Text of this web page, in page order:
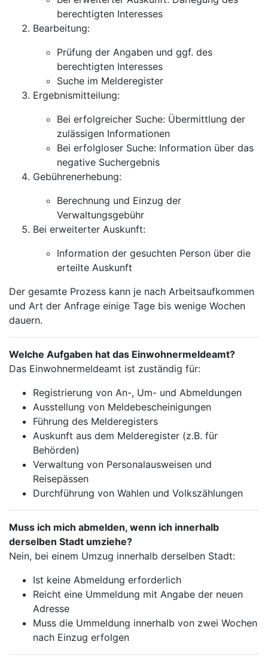
berechtigten Interesses
Bearbeitung:
Prüfung der Angaben und ggf. des
berechtigten Interesses
Suche im Melderegister
Ergebnismitteilung:
Bei erfolgreicher Suche: Übermittlung der
zulässigen Informationen
Bei erfolgloser Suche: Information über das
negative Suchergebnis
Gebührenerhebung:
Berechnung und Einzug der
Verwaltungsgebühr
Bei erweiterter Auskunft:
Information der gesuchten Person über die
erteilte Auskunft
Der gesamte Prozess kann je nach Arbeitsaufkommen
und Art der Anfrage einige Tage bis wenige Wochen
dauern.
Welche Aufgaben hat das Einwohnermeldeamt?
Das Einwohnermeldeamt ist zuständig für:
Registrierung von An-, Um- und Abmeldungen
Ausstellung von Meldebescheinigungen
Führung des Melderegisters
Auskunft aus dem Melderegister (z.B. für
Behörden)
Verwaltung von Personalausweisen und
Reisepässen
Durchführung von Wahlen und Volkszählungen
Muss ich mich abmelden, wenn ich innerhalb
derselben Stadt umziehe?
Nein, bei einem Umzug innerhalb derselben Stadt:
Ist keine Abmeldung erforderlich
Reicht eine Ummeldung mit Angabe der neuen
Adresse
Muss die Ummeldung innerhalb von zwei Wochen
nach Einzug erfolgen